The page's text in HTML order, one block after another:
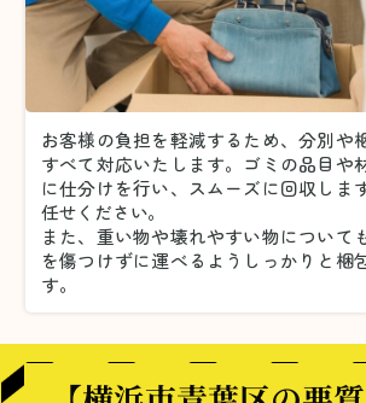
お客様の負担を軽減するため、分別や
すべて対応いたします。 ゴミの品目や
に仕分けを行い、スムーズに回収しま
任せください。
また、重い物や壊れやすい物について
を傷つけずに運べるようしっかりと梱
す。